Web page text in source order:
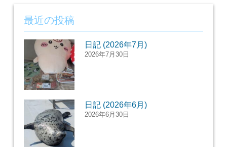
最近の投稿
日記 (2026年7月)
2026年7月30日
日記 (2026年6月)
2026年6月30日